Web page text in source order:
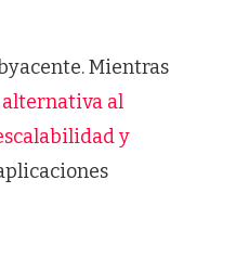
Mientras
alternativa al
y